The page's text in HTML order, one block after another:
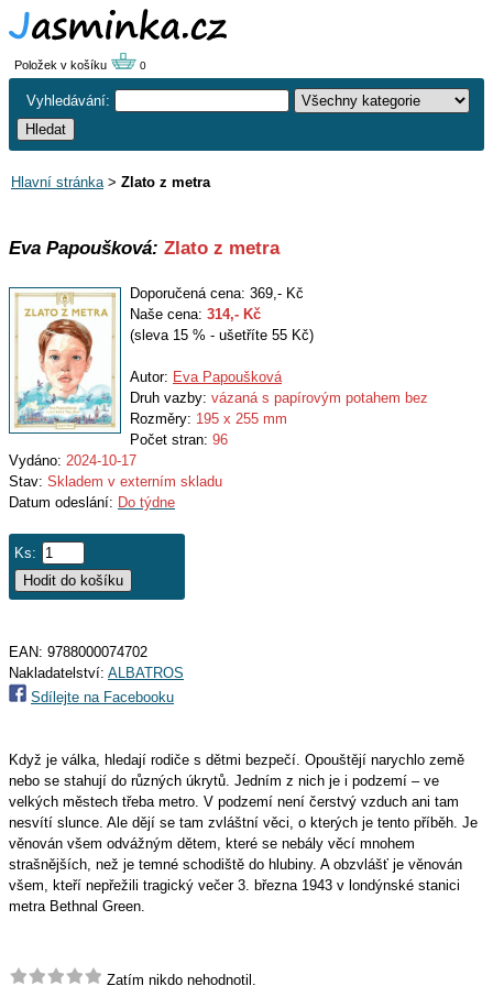
Položek v košíku 0
Vyhledávání:
Hlavní stránka> Zlato z metra
Eva Papoušková: Zlato z metra
Doporučená cena: 369,- Kč
Naše cena: 314,- Kč
(sleva 15 % - ušetříte 55 Kč)
Autor: Eva Papoušková
Druh vazby: vázaná s papírovým potahem bez
Rozměry: 195 x 255 mm
Počet stran: 96
Vydáno: 2024-10-17
Stav: Skladem v externím skladu
Datum odeslání: Do týdne
Ks:
EAN: 9788000074702
Nakladatelství: ALBATROS
Sdílejte na Facebooku
Když je válka, hledají rodiče s dětmi bezpečí. Opouštějí narychlo země
nebo se stahují do různých úkrytů. Jedním z nich je i podzemí – ve
velkých městech třeba metro. V podzemí není čerstvý vzduch ani tam
nesvítí slunce. Ale dějí se tam zvláštní věci, o kterých je tento příběh. Je
věnován všem odvážným dětem, které se nebály věcí mnohem
strašnějších, než je temné schodiště do hlubiny. A obzvlášť je věnován
všem, kteří nepřežili tragický večer 3. března 1943 v londýnské stanici
metra Bethnal Green.
Zatím nikdo nehodnotil.